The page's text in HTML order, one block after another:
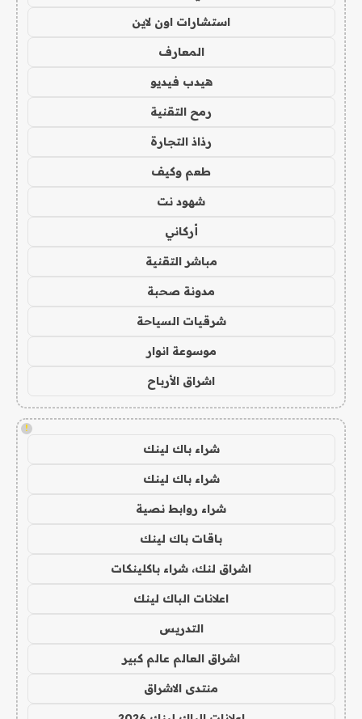
استشارات اون لاين
المعارف
هيدب فيديو
رمح التقنية
رذاذ التجارة
طعم وكيف
شهود نت
أركاني
مباشر التقنية
مدونة صحبة
شرقيات السياحة
موسوعة انوار
اشراق الأرباح
!
شراء باك لينك
شراء باك لينك
شراء روابط نصية
باقات باك لينك
اشراق لنك، شراء باكلينكات
اعلانات الباك لينك
التدريس
اشراق العالم عالم كبير
منتدى الاشراق